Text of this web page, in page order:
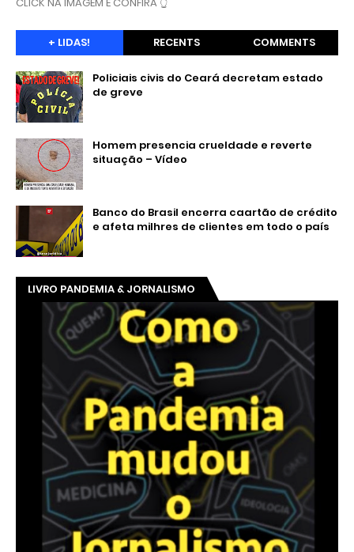
+ LIDAS! RECENTS COMMENTS
Policiais civis do Ceará decretam estado
de greve
Homem presencia crueldade e reverte
situação – Vídeo
Banco do Brasil encerra caartão de crédito
e afeta milhres de clientes em todo o país
LIVRO PANDEMIA & JORNALISMO